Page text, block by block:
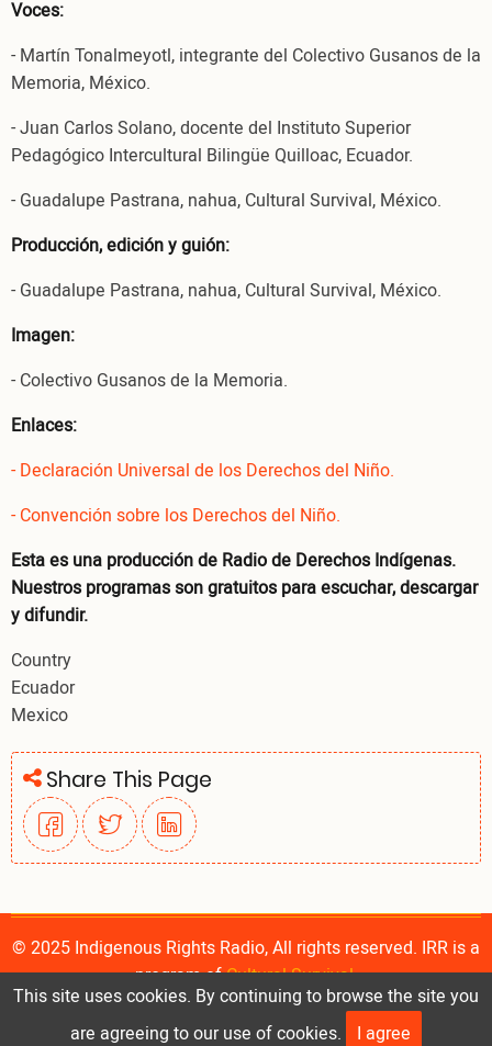
Voces:
- Martín Tonalmeyotl, integrante del Colectivo Gusanos de la
Memoria, México.
- Juan Carlos Solano, docente del Instituto Superior
Pedagógico Intercultural Bilingüe Quilloac, Ecuador.
- Guadalupe Pastrana, nahua, Cultural Survival, México.
Producción, edición y guión:
- Guadalupe Pastrana, nahua, Cultural Survival, México.
Imagen:
- Colectivo Gusanos de la Memoria.
Enlaces:
- Declaración Universal de los Derechos del Niño.
- Convención sobre los Derechos del Niño.
Esta es una producción de Radio de Derechos Indígenas.
Nuestros programas son gratuitos para escuchar, descargar
y difundir.
Country
Ecuador
Mexico
Share This Page
© 2025 Indigenous Rights Radio, All rights reserved. IRR is a
program ofCultural Survival.
This site uses cookies. By continuing to browse the site you
are agreeing to our use of cookies.
I agree